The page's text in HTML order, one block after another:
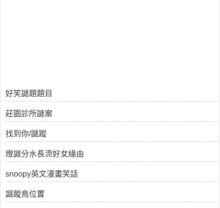
好笑謎題題目
莊園診所謎案
找到你/謎蹤
燈謎分水長流好女緣由
snoopy英文漫畫笑話
謎蹤鳥位置